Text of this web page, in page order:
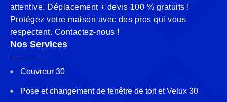
attentive. Déplacement + devis 100 % gratuits !
Protégez votre maison avec des pros qui vous
respectent. Contactez-nous !
Nos Services
Couvreur 30
Pose et changement de fenêtre de toit et Velux 30